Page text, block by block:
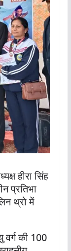
हीरा सिंह
प्रतिभा
थ्रो में
की 100